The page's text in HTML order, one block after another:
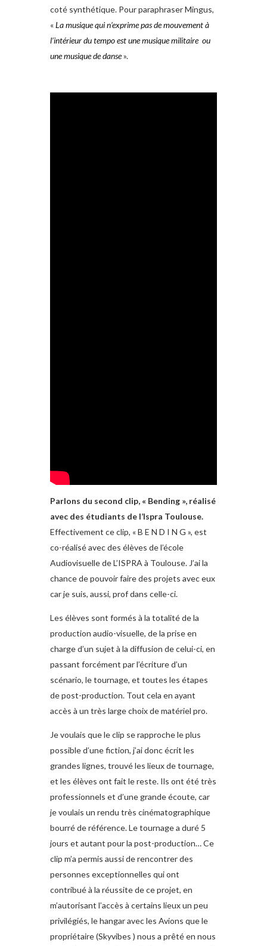
coté synthétique. Pour paraphraser Mingus,
«La musique qui n’exprime pas de mouvement à
l’intérieur du tempo est une musique militaire ou
une musique de danse».
Parlons du second clip, « Bending », réalisé
avec des étudiants de l’Ispra Toulouse.
Effectivement ce clip, « B E N D I N G », est
co-réalisé avec des élèves de l’école
Audiovisuelle de L’ISPRA à Toulouse. J’ai la
chance de pouvoir faire des projets avec eux
car je suis, aussi, prof dans celle-ci.
Les élèves sont formés à la totalité de la
production audio-visuelle, de la prise en
charge d’un sujet à la diffusion de celui-ci, en
passant forcément par l’écriture d’un
scénario, le tournage, et toutes les étapes
de post-production. Tout cela en ayant
accès à un très large choix de matériel pro.
Je voulais que le clip se rapproche le plus
possible d’une fiction, j’ai donc écrit les
grandes lignes, trouvé les lieux de tournage,
et les élèves ont fait le reste. Ils ont été très
professionnels et d’une grande écoute, car
je voulais un rendu très cinématographique
bourré de référence. Le tournage a duré 5
jours et autant pour la post-production… Ce
clip m’a permis aussi de rencontrer des
personnes exceptionnelles qui ont
contribué à la réussite de ce projet, en
m’autorisant l’accès à certains lieux un peu
privilégiés, le hangar avec les Avions que le
propriétaire (Skyvibes ) nous a prêté en nous